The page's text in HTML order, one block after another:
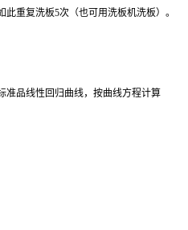
重复洗板5次（也可用洗板机洗板）。
准品线性回归曲线，按曲线方程计算